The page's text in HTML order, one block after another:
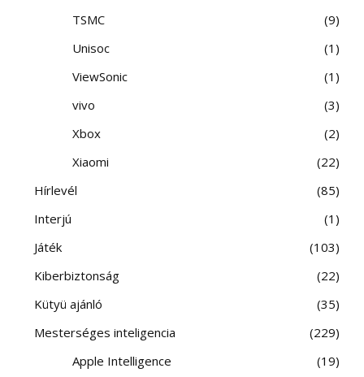
TSMC
9
Unisoc
1
ViewSonic
1
vivo
3
Xbox
2
Xiaomi
22
Hírlevél
85
Interjú
1
Játék
103
Kiberbiztonság
22
Kütyü ajánló
35
Mesterséges inteligencia
229
Apple Intelligence
19